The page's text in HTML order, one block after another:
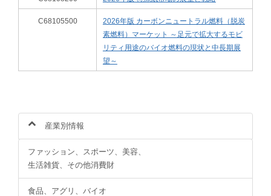
C68105500
2026年版 カーボンニュートラル燃料（脱炭
素燃料）マーケット ～足元で拡大するモビ
リティ用途のバイオ燃料の現状と中長期展
望～
産業別情報
ファッション、スポーツ、美容、
生活雑貨、その他消費財
食品、アグリ、バイオ